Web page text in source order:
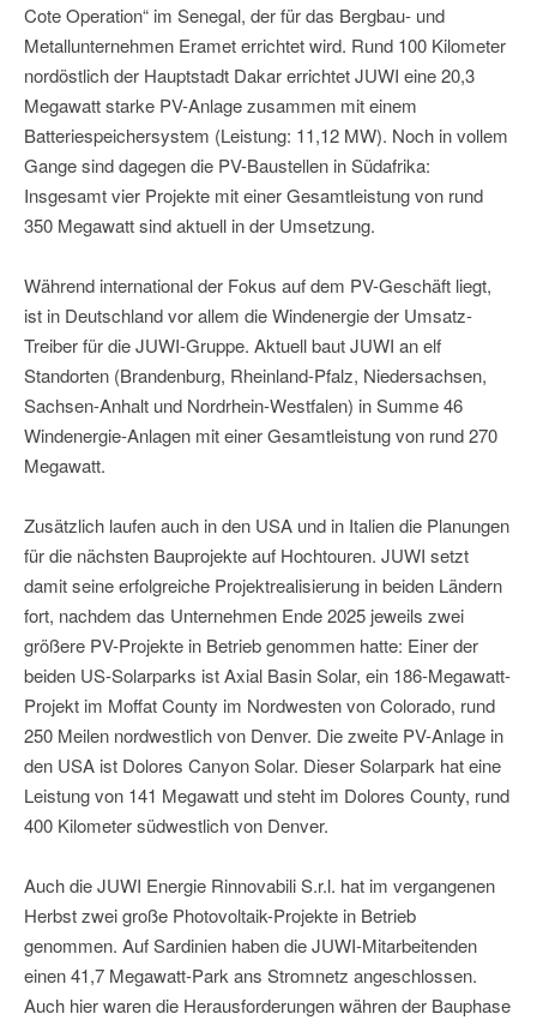
Cote Operation“ im Senegal, der für das Bergbau- und
Metallunternehmen Eramet errichtet wird. Rund 100 Kilometer
nordöstlich der Hauptstadt Dakar errichtet JUWI eine 20,3
Megawatt starke PV-Anlage zusammen mit einem
Batteriespeichersystem (Leistung: 11,12 MW). Noch in vollem
Gange sind dagegen die PV-Baustellen in Südafrika:
Insgesamt vier Projekte mit einer Gesamtleistung von rund
350 Megawatt sind aktuell in der Umsetzung.
Während international der Fokus auf dem PV-Geschäft liegt,
ist in Deutschland vor allem die Windenergie der Umsatz-
Treiber für die JUWI-Gruppe. Aktuell baut JUWI an elf
Standorten (Brandenburg, Rheinland-Pfalz, Niedersachsen,
Sachsen-Anhalt und Nordrhein-Westfalen) in Summe 46
Windenergie-Anlagen mit einer Gesamtleistung von rund 270
Megawatt.
Zusätzlich laufen auch in den USA und in Italien die Planungen
für die nächsten Bauprojekte auf Hochtouren. JUWI setzt
damit seine erfolgreiche Projektrealisierung in beiden Ländern
fort, nachdem das Unternehmen Ende 2025 jeweils zwei
größere PV-Projekte in Betrieb genommen hatte: Einer der
beiden US-Solarparks ist Axial Basin Solar, ein 186-Megawatt-
Projekt im Moffat County im Nordwesten von Colorado, rund
250 Meilen nordwestlich von Denver. Die zweite PV-Anlage in
den USA ist Dolores Canyon Solar. Dieser Solarpark hat eine
Leistung von 141 Megawatt und steht im Dolores County, rund
400 Kilometer südwestlich von Denver.
Auch die JUWI Energie Rinnovabili S.r.l. hat im vergangenen
Herbst zwei große Photovoltaik-Projekte in Betrieb
genommen. Auf Sardinien haben die JUWI-Mitarbeitenden
einen 41,7 Megawatt-Park ans Stromnetz angeschlossen.
Auch hier waren die Herausforderungen währen der Bauphase